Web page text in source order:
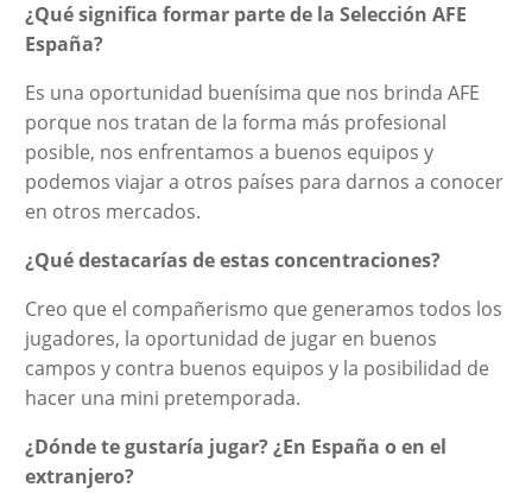
¿Qué significa formar parte de la Selección AFE
España?
Es una oportunidad buenísima que nos brinda AFE
porque nos tratan de la forma más profesional
posible, nos enfrentamos a buenos equipos y
podemos viajar a otros países para darnos a conocer
en otros mercados.
¿Qué destacarías de estas concentraciones?
Creo que el compañerismo que generamos todos los
jugadores, la oportunidad de jugar en buenos
campos y contra buenos equipos y la posibilidad de
hacer una mini pretemporada.
¿Dónde te gustaría jugar? ¿En España o en el
extranjero?